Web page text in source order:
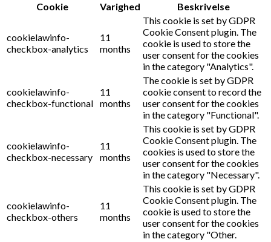
Cookie
Varighed Beskrivelse
cookielawinfo-
checkbox-analytics
11
months
This cookie is set by GDPR
Cookie Consent plugin. The
cookie is used to store the
user consent for the cookies
in the category "Analytics".
cookielawinfo-
checkbox-functional
11
months
The cookie is set by GDPR
cookie consent to record the
user consent for the cookies
in the category "Functional".
cookielawinfo-
checkbox-necessary
11
months
This cookie is set by GDPR
Cookie Consent plugin. The
cookies is used to store the
user consent for the cookies
in the category "Necessary".
cookielawinfo-
checkbox-others
11
months
This cookie is set by GDPR
Cookie Consent plugin. The
cookie is used to store the
user consent for the cookies
in the category "Other.